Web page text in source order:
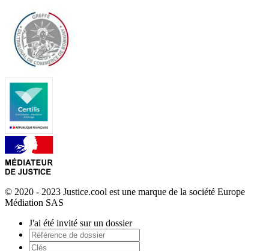
© 2020 - 2023 Justice.cool est une marque de la société Europe
Médiation SAS
J'ai été invité sur un dossier